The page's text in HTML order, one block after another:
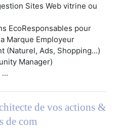
Sites Web vitrine ou
EcoResponsables pour
Marque Employeur
(Naturel, Ads, Shopping...)
Manager)
de vos actions &
de com